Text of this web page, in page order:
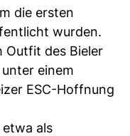
die ersten
wurden.
Outfit des Bieler
einem
ESC-Hoffnung
als